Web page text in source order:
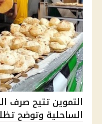
التموين تتيح صرف
الساحلية وتوضح